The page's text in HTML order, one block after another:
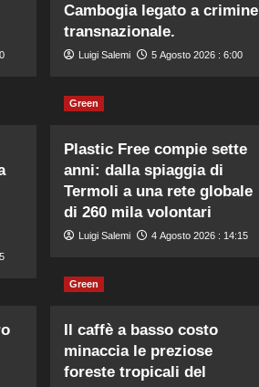
Cambogia legato a crimine
transnazionale.
Luigi Salemi 5 Agosto 2026 : 6:00
Green
Plastic Free compie sette
anni: dalla spiaggia di
Termoli a una rete globale
di 260 mila volontari
Luigi Salemi 4 Agosto 2026 : 14:15
Green
Il caffè a basso costo
minaccia le preziose
foreste tropicali del